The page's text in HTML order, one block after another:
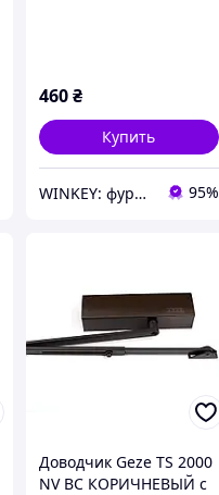
460₴
Купить
WINKEY: фурнитура для окон и дверей 95%
Доводчик Geze TS 2000
NV BC КОРИЧНЕВЫЙ с